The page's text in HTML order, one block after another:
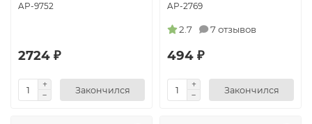
AP-9752
2724 ₽
Закончился
AP-2769
2.7 7 отзывов
494 ₽
Закончился